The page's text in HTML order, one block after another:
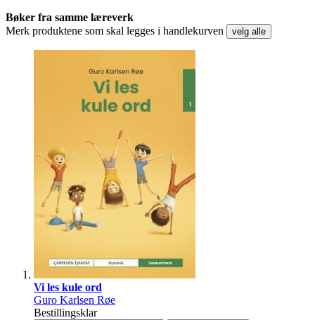
Bøker fra samme læreverk
Merk produktene som skal legges i handlekurven
velg alle
Vi les kule ord
Guro Karlsen Røe
Bestillingsklar